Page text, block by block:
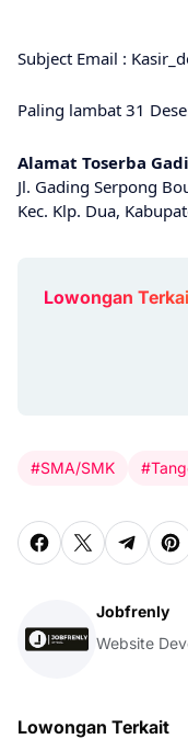
Subject Email :
Paling lambat 31
Alamat Toserba
Jl. Gading Serpong
Kec. Klp. Dua,
Lowongan
#SMA/SMK
Jobfrenly
Website
Lowongan Terkait